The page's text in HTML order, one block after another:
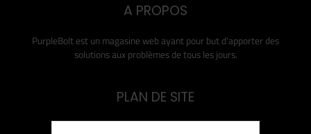
A PROPOS
PurpleBolt est un magasine web ayant pour but d’apporter des
solutions aux problèmes de tous les jours.
PLAN DE SITE